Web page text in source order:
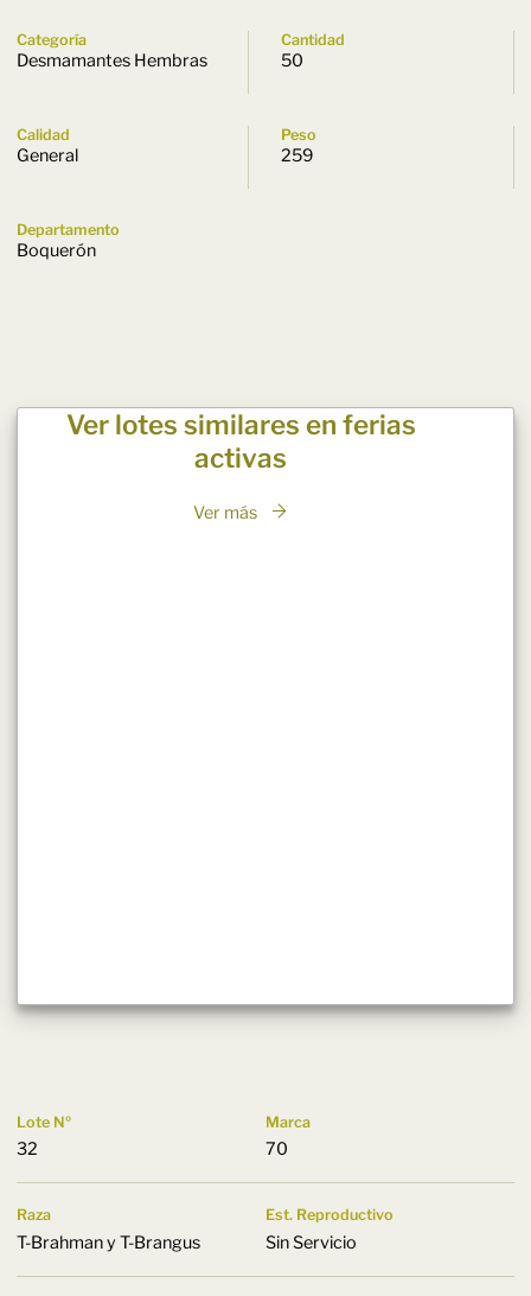
Categoría
Desmamantes Hembras
Cantidad
50
Calidad
General
Peso
259
Departamento
Boquerón
Ver lotes similares en ferias
activas
Ver más
Lote Nº
32
Marca
70
Raza
T-Brahman y T-Brangus
Est. Reproductivo
Sin Servicio